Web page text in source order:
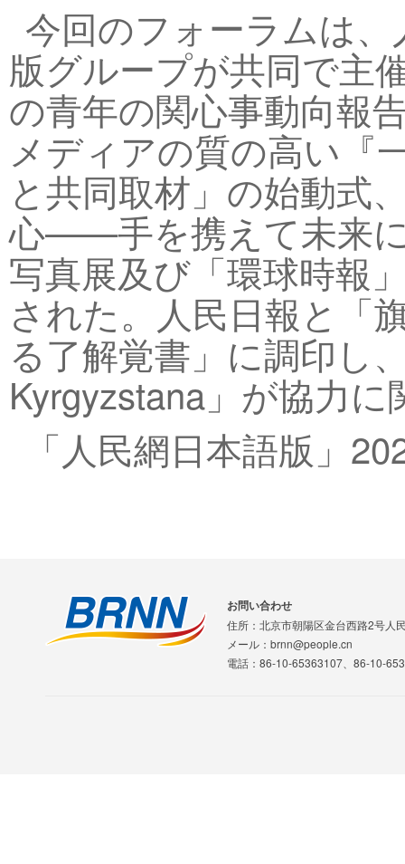
今回のフォーラムは
版グループが共同で主
の青年の関心事動向報
メディアの質の高い『
と共同取材」の始動式
心——手を携えて未来
写真展及び「環球時報
された。人民日報と「
る了解覚書」に調印し
Kyrgyzstana」が協力
「人民網日本語版」
お問い合わせ
住所：北京市朝陽区金台西路2号人
メール：brnn@people.cn
電話：86-10-65363107、86-10-